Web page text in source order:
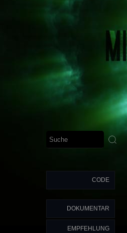
CODE
DOKUMENTAR
EMPFEHLUNG